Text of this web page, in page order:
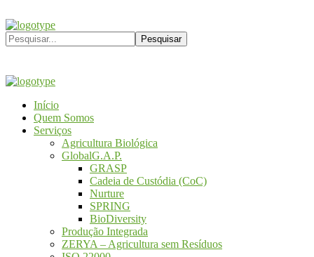
Início
Quem Somos
Serviços
Agricultura Biológica
GlobalG.A.P.
GRASP
Cadeia de Custódia (CoC)
Nurture
SPRING
BioDiversity
Produção Integrada
ZERYA – Agricultura sem Resíduos